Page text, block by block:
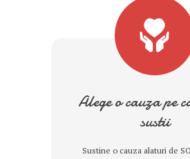
Alege o cauza pe
sustii
Sustine o cauza alaturi de